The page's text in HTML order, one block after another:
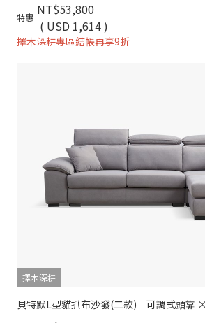
特惠 NT$53,800
( USD 1,614 )
擇木深耕專區結帳再享9折
擇木深耕